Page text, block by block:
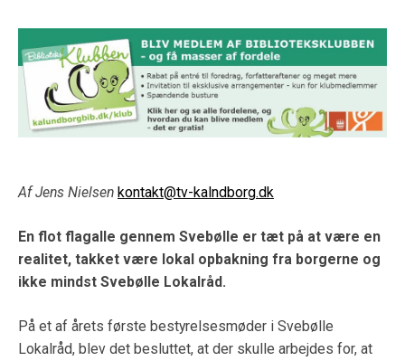
Af Jens Nielsen kontakt@tv-kalndborg.dk
En flot flagalle gennem Svebølle er tæt på at være en
realitet, takket være lokal opbakning fra borgerne og
ikke mindst Svebølle Lokalråd.
På et af årets første bestyrelsesmøder i Svebølle
Lokalråd, blev det besluttet, at der skulle arbejdes for, at